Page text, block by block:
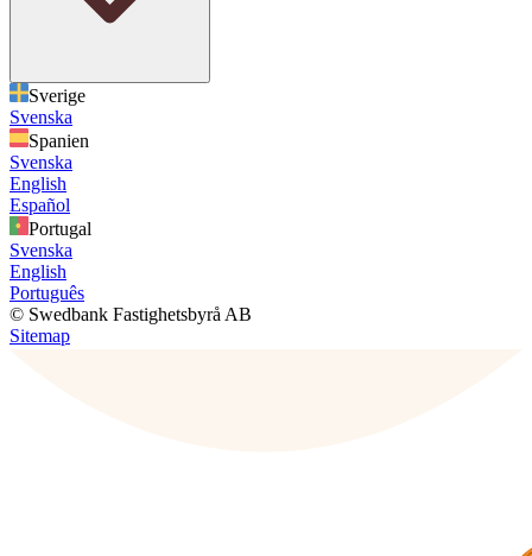
Sverige
Svenska
Spanien
Svenska
English
Español
Portugal
Svenska
English
Português
© Swedbank Fastighetsbyrå AB
Sitemap